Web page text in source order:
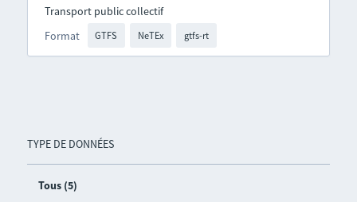
TYPE DE DONNÉES
Tous (5)
Format GTFS NeTEx gtfs-rt
Transport public collectif